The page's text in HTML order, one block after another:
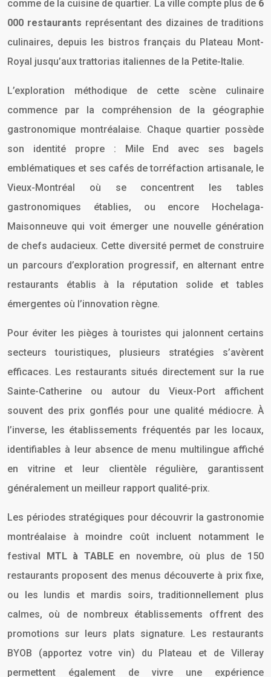
comme de la cuisine de quartier. La ville compte plus de 6
000 restaurants représentant des dizaines de traditions
culinaires, depuis les bistros français du Plateau Mont-
Royal jusqu’aux trattorias italiennes de la Petite-Italie.
L’exploration méthodique de cette scène culinaire
commence par la compréhension de la géographie
gastronomique montréalaise. Chaque quartier possède
son identité propre : Mile End avec ses bagels
emblématiques et ses cafés de torréfaction artisanale, le
Vieux-Montréal où se concentrent les tables
gastronomiques établies, ou encore Hochelaga-
Maisonneuve qui voit émerger une nouvelle génération
de chefs audacieux. Cette diversité permet de construire
un parcours d’exploration progressif, en alternant entre
restaurants établis à la réputation solide et tables
émergentes où l’innovation règne.
Pour éviter les pièges à touristes qui jalonnent certains
secteurs touristiques, plusieurs stratégies s’avèrent
efficaces. Les restaurants situés directement sur la rue
Sainte-Catherine ou autour du Vieux-Port affichent
souvent des prix gonflés pour une qualité médiocre. À
l’inverse, les établissements fréquentés par les locaux,
identifiables à leur absence de menu multilingue affiché
en vitrine et leur clientèle régulière, garantissent
généralement un meilleur rapport qualité-prix.
Les périodes stratégiques pour découvrir la gastronomie
montréalaise à moindre coût incluent notamment le
festival MTL à TABLEen novembre, où plus de 150
restaurants proposent des menus découverte à prix fixe,
ou les lundis et mardis soirs, traditionnellement plus
calmes, où de nombreux établissements offrent des
promotions sur leurs plats signature. Les restaurants
BYOB (apportez votre vin) du Plateau et de Villeray
permettent également de vivre une expérience